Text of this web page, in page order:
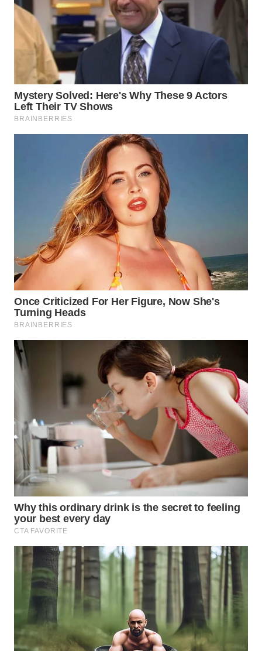
WAHANA
TRAVEL
WAHANA
TV
WAHANANEWS
ID
WAHANANEWS
WAHANA
SPORT
WAHANA
WAHANA
SELEB
WAHANA
OTOMOTIF
WAHANA
HEALTH
WAHANA
DESA
WISATA
LAPAK
WAHANA
Wahana
Network
KONSUMEN
LISTRIK